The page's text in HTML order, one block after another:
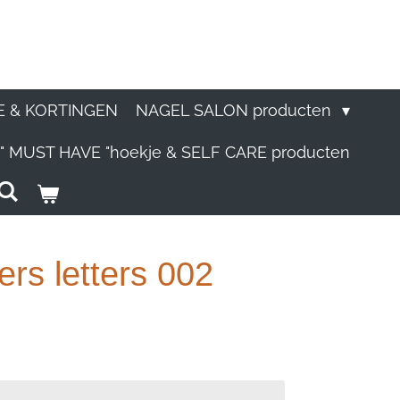
& KORTINGEN NAGEL SALON producten
" MUST HAVE "hoekje & SELF CARE producten
letters 002